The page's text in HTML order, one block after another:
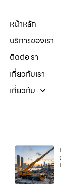
หน้าหลัก
บริการของเรา
ติดต่อเรา
เกี่ยวกับเรา
เกี่ยวกับ